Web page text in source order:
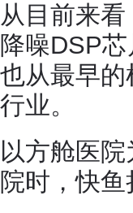
从目前来
降噪DSP
也从最早
行业。
以方舱医
院时，快